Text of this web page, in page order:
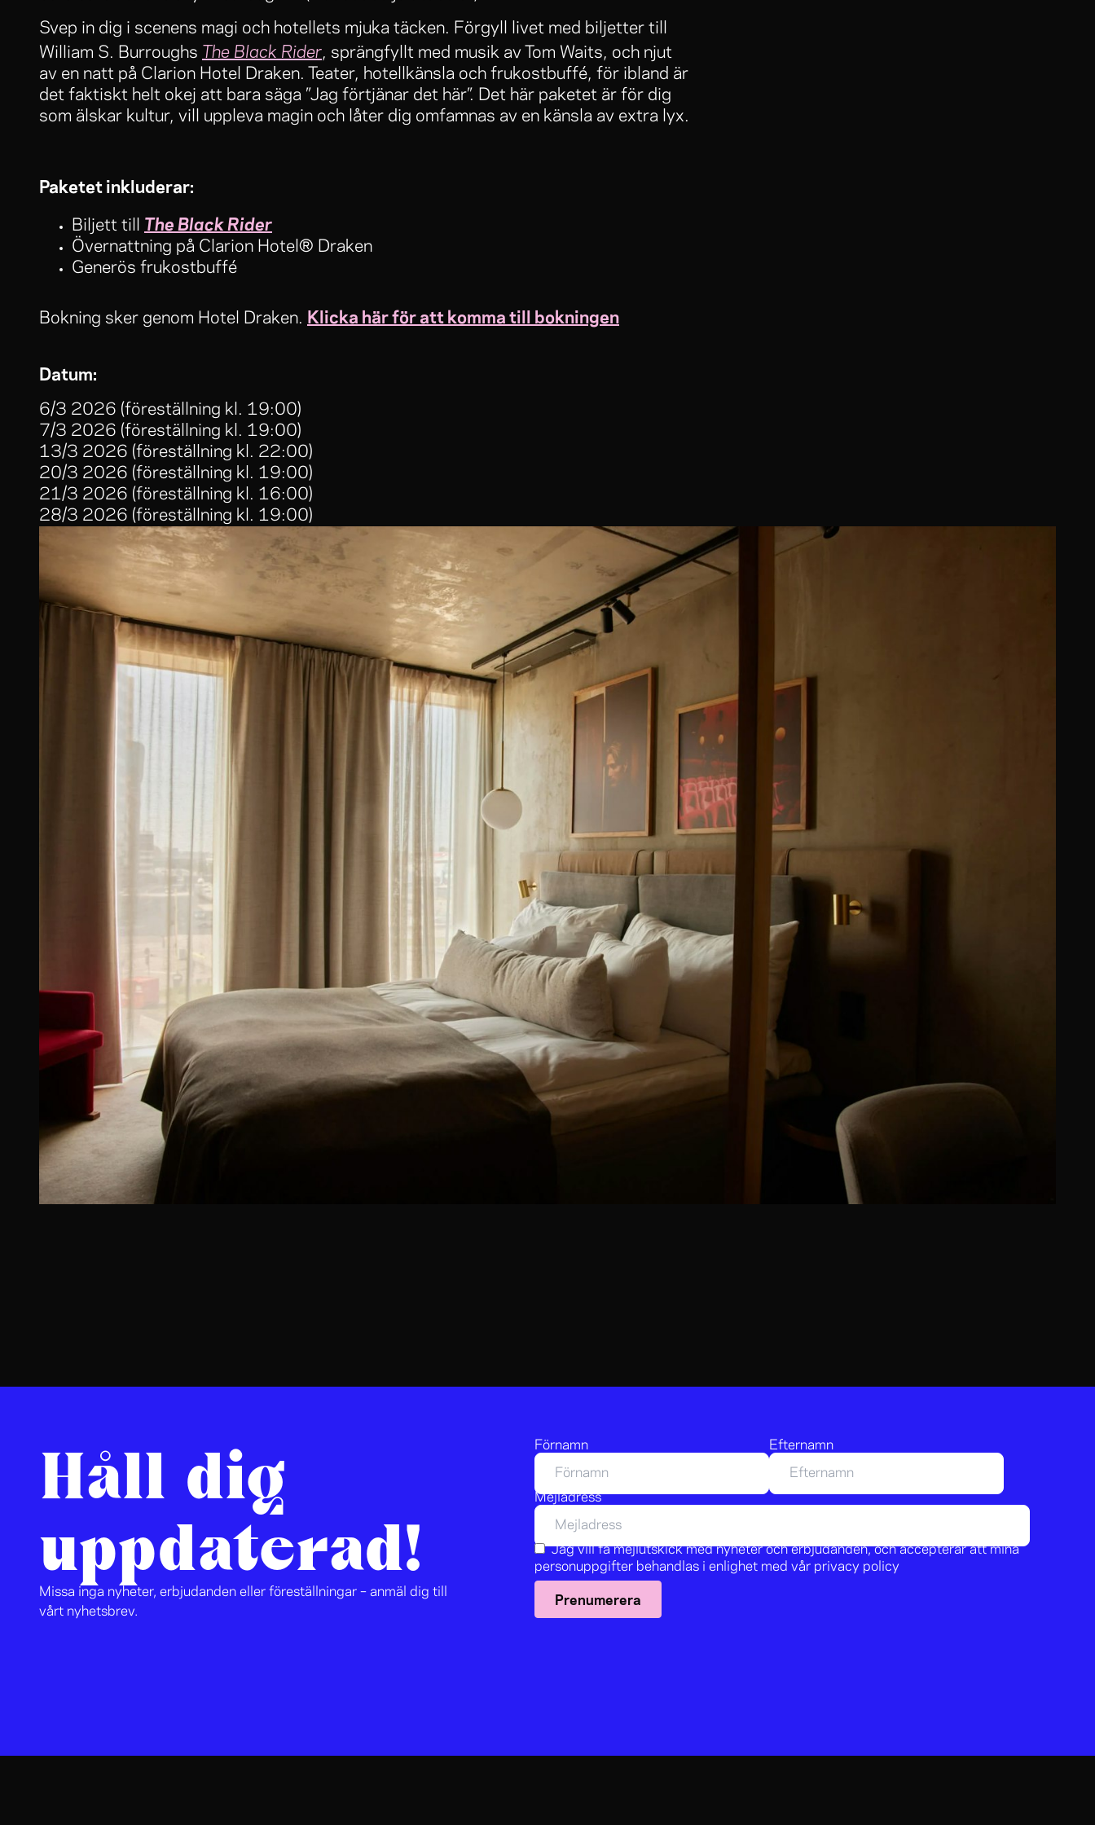
Svep in dig i scenens magi och hotellets mjuka täcken. Förgyll livet med biljetter till
William S. Burroughs The Black Rider, sprängfyllt med musik av Tom Waits, och njut
av en natt på Clarion Hotel Draken. Teater, hotellkänsla och frukostbuffé, för ibland är
det faktiskt helt okej att bara säga ”Jag förtjänar det här”. Det här paketet är för dig
som älskar kultur, vill uppleva magin och låter dig omfamnas av en känsla av extra lyx.
Paketet inkluderar:
Biljett till The Black Rider
Övernattning på Clarion Hotel® Draken
Generös frukostbuffé
Bokning sker genom Hotel Draken. Klicka här för att komma till bokningen
Datum:
6/3 2026 (föreställning kl. 19:00)
7/3 2026 (föreställning kl. 19:00)
13/3 2026 (föreställning kl. 22:00)
20/3 2026 (föreställning kl. 19:00)
21/3 2026 (föreställning kl. 16:00)
28/3 2026 (föreställning kl. 19:00)
Håll dig
uppdaterad!
Missa inga nyheter, erbjudanden eller föreställningar – anmäl dig till
vårt nyhetsbrev.
Förnamn Efternamn
Mejladress
Jag vill få mejlutskick med nyheter och erbjudanden, och accepterar att mina
personuppgifter behandlas i enlighet med vår privacy policy
Prenumerera